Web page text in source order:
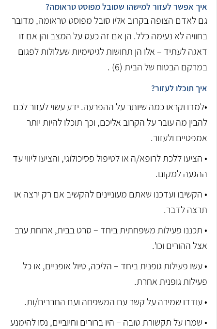
איך אפשר לעזור למישהו שסובל מפוסט טראומה?
גם לאדם הצופה בקרוב אליו סובל מפוסט טראומה, מדובר
בחוויה לא נעימה כלל. הן אם זה כעס על המצב והן אם זו
דאגה לעתיד – אלו הן תחושות לגיטימיות שעלולות לפגום
במרקם הבטוח של הבית (6) .
איך תוכלו לעזור?
•למדו וקראו כמה שיותר על ההפרעה. ידע עשוי לעזור לכם
להבין מה עובר על הקרוב אליכם, וכך תוכלו להיות יותר
אמפטיים ולעזור.
• הציעו ללכת לרופא/ה או לטיפול פסיכולוגי, והציעו ליווי עד
ההגעה למקום.
• הקשיבו ועדכנו שאתם מעוניינים להקשיב אם רק ירצה או
תרצה לדבר.
• תכננו פעילות משפחתית ביחד – סרט בבית, ארוחת ערב
אצל ההורים וכו'.
• עשו פעילות גופנית ביחד – הליכה, טיול אופניים, או כל
פעילות גופנית אחרת.
• עודדו שמירה על קשר עם המשפחה ועם החברים/ות.
• שמרו על תקשורת טובה – היו ברורים וחיוביים, נסו להימנע